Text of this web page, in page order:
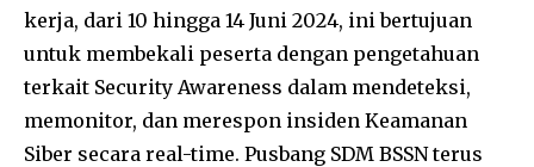
kerja, dari 10 hingga 14 Juni 2024, ini bertujuan
untuk membekali peserta dengan pengetahuan
terkait Security Awareness dalam mendeteksi,
memonitor, dan merespon insiden Keamanan
Siber secara real-time. Pusbang SDM BSSN terus